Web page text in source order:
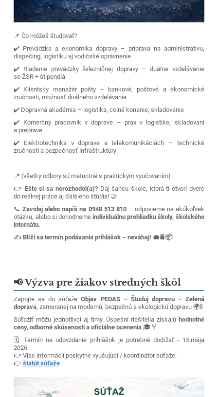
📌 Čo môžeš študovať?
✔️ Prevádzka a ekonomika dopravy – príprava na administratívu,
dispečing, logistiku aj vodičské oprávnenie
✔️ Riadenie prevádzky železničnej dopravy – duálne vzdelávanie
so ŽSR + štipendiá
✔️ Klientsky manažér pošty – bankové, poštové a ekonomické
zručnosti, možnosť duálneho vzdelávania
✔️ Dopravná akadémia – logistika, colné konanie, skladovanie
✔️ Komerčný pracovník v doprave – prax v logistike, skladovaní
a preprave
✔️ Elektrotechnika v doprave a telekomunikáciách – technické
zručnosti a bezpečnosť infraštruktúry
📍 (všetky odbory sú maturitné s praktickým vyučovaním)
👉 Ešte si sa nerozhodol(a)?Daj šancu škole, ktorá ti otvorí dvere
do reálnej práce aj ďalšieho štúdia! 🤝
📞Zavolaj alebo napíš na 0948 513 810– odpovieme na akúkoľvek
otázku, alebo si dohodnemeindividuálnu prehliadku školy, školského
internátu.
✍️Blíži sa termín podávania prihlášok – neváhaj! 💼🚆📦
📢 Výzva pre žiakov stredných škôl
Zapojte sa do súťažeObjav PEDAS – Študuj dopravu – Zelená
doprava, zameranej na modernú, bezpečnú a ekologickú dopravu 🌍🚦
Súťažiť môžu jednotlivci aj tímy. Úspešní riešitelia získajú hodnotné
ceny, odborné skúsenosti a oficiálne ocenenia 🎓🏅
🗓️ Termín na odovzdanie prihlášok je potrebné dodržať - 15.mája
2026.
👉 Viac informácií poskytne vyučujúci / koordinátor súťaže.
👉štatút súťaže